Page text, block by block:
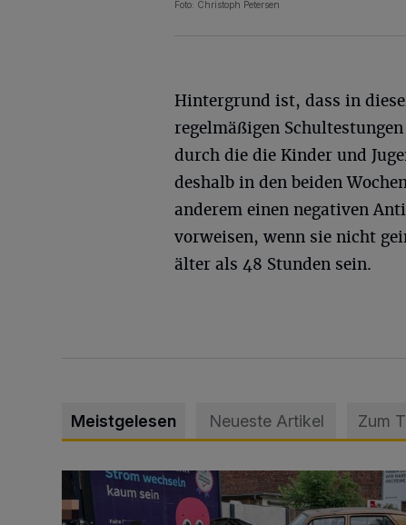
Foto: Christoph Petersen
Hintergrund ist, dass in
regelmäßigen
durch die die Kinder und
deshalb in den beiden
anderem einen negativen
vorweisen, wenn sie nicht
älter als 48 Stunden sein.
Meistgelesen Neueste Artikel Zum
Schwerer Unfall mit 2,48 Promille